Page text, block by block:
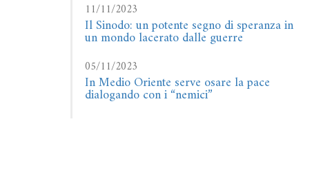
11/11/2023
Il Sinodo: un potente segno di speranza in
un mondo lacerato dalle guerre
05/11/2023
In Medio Oriente serve osare la pace
dialogando con i “nemici”